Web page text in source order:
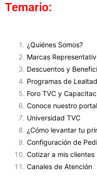
Temario:
¿Quiénes Somos?
Marcas
Descuentos y
Programas de Lealtad
Foro TVC y
Conoce nuestro
Universidad TVC
¿Cómo levantar tu
Configuración de
Cotizar a mis clientes
Canales de Atención